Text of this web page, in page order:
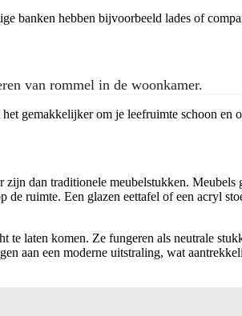
banken hebben bijvoorbeeld lades of
van rommel in de woonkamer.
gemakkelijker om je leefruimte schoon en
dan traditionele meubelstukken.
ruimte. Een glazen eettafel of een acryl
laten komen. Ze fungeren als neutrale
aan een moderne uitstraling, wat